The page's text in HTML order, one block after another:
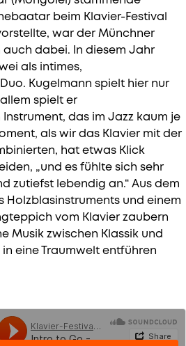
beim Klavier-Festival
war der Münchner
auch dabei. In diesem Jahr
als intimes,
Kugelmann spielt hier nur
spielt er
das im Jazz kaum je
als wir das Klavier mit der
hat etwas Klick
„und es fühlte sich sehr
zutiefst lebendig an.“ Aus dem
Holzblasinstruments und einem
vom Klavier zaubern
Musik zwischen Klassik und
eine Traumwelt entführen